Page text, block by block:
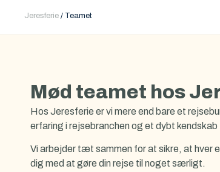
Jeresferie / Teamet
Mød teamet hos
Hos Jeresferie er vi mere end bare et
erfaring i rejsebranchen og et dybt kendskab
Vi arbejder tæt sammen for at sikre, at hver
dig med at gøre din rejse til noget særligt.